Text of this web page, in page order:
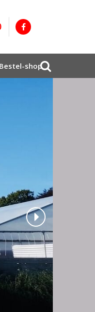
Bestel-shop